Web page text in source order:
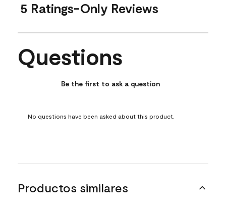
5 Ratings-Only Reviews
No questions have been asked about this product.
Questions
Be the first to ask a question
No questions have been asked about this product.
Productos similares